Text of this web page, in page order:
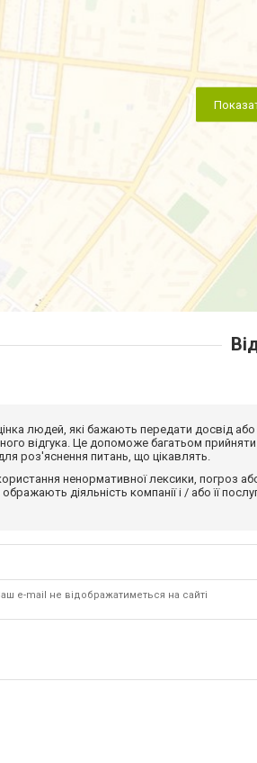
людей, які бажають передати досвід
відгука. Це допоможе багатьом
роз'яснення питань, що цікавлять.
ненормативної лексики, погроз
діяльність компанії і / або її
e-mail не відображатиметься на сайті